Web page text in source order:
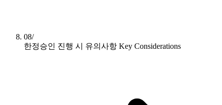
08/
한정승인 진행 시 유의사항 Key Considerations